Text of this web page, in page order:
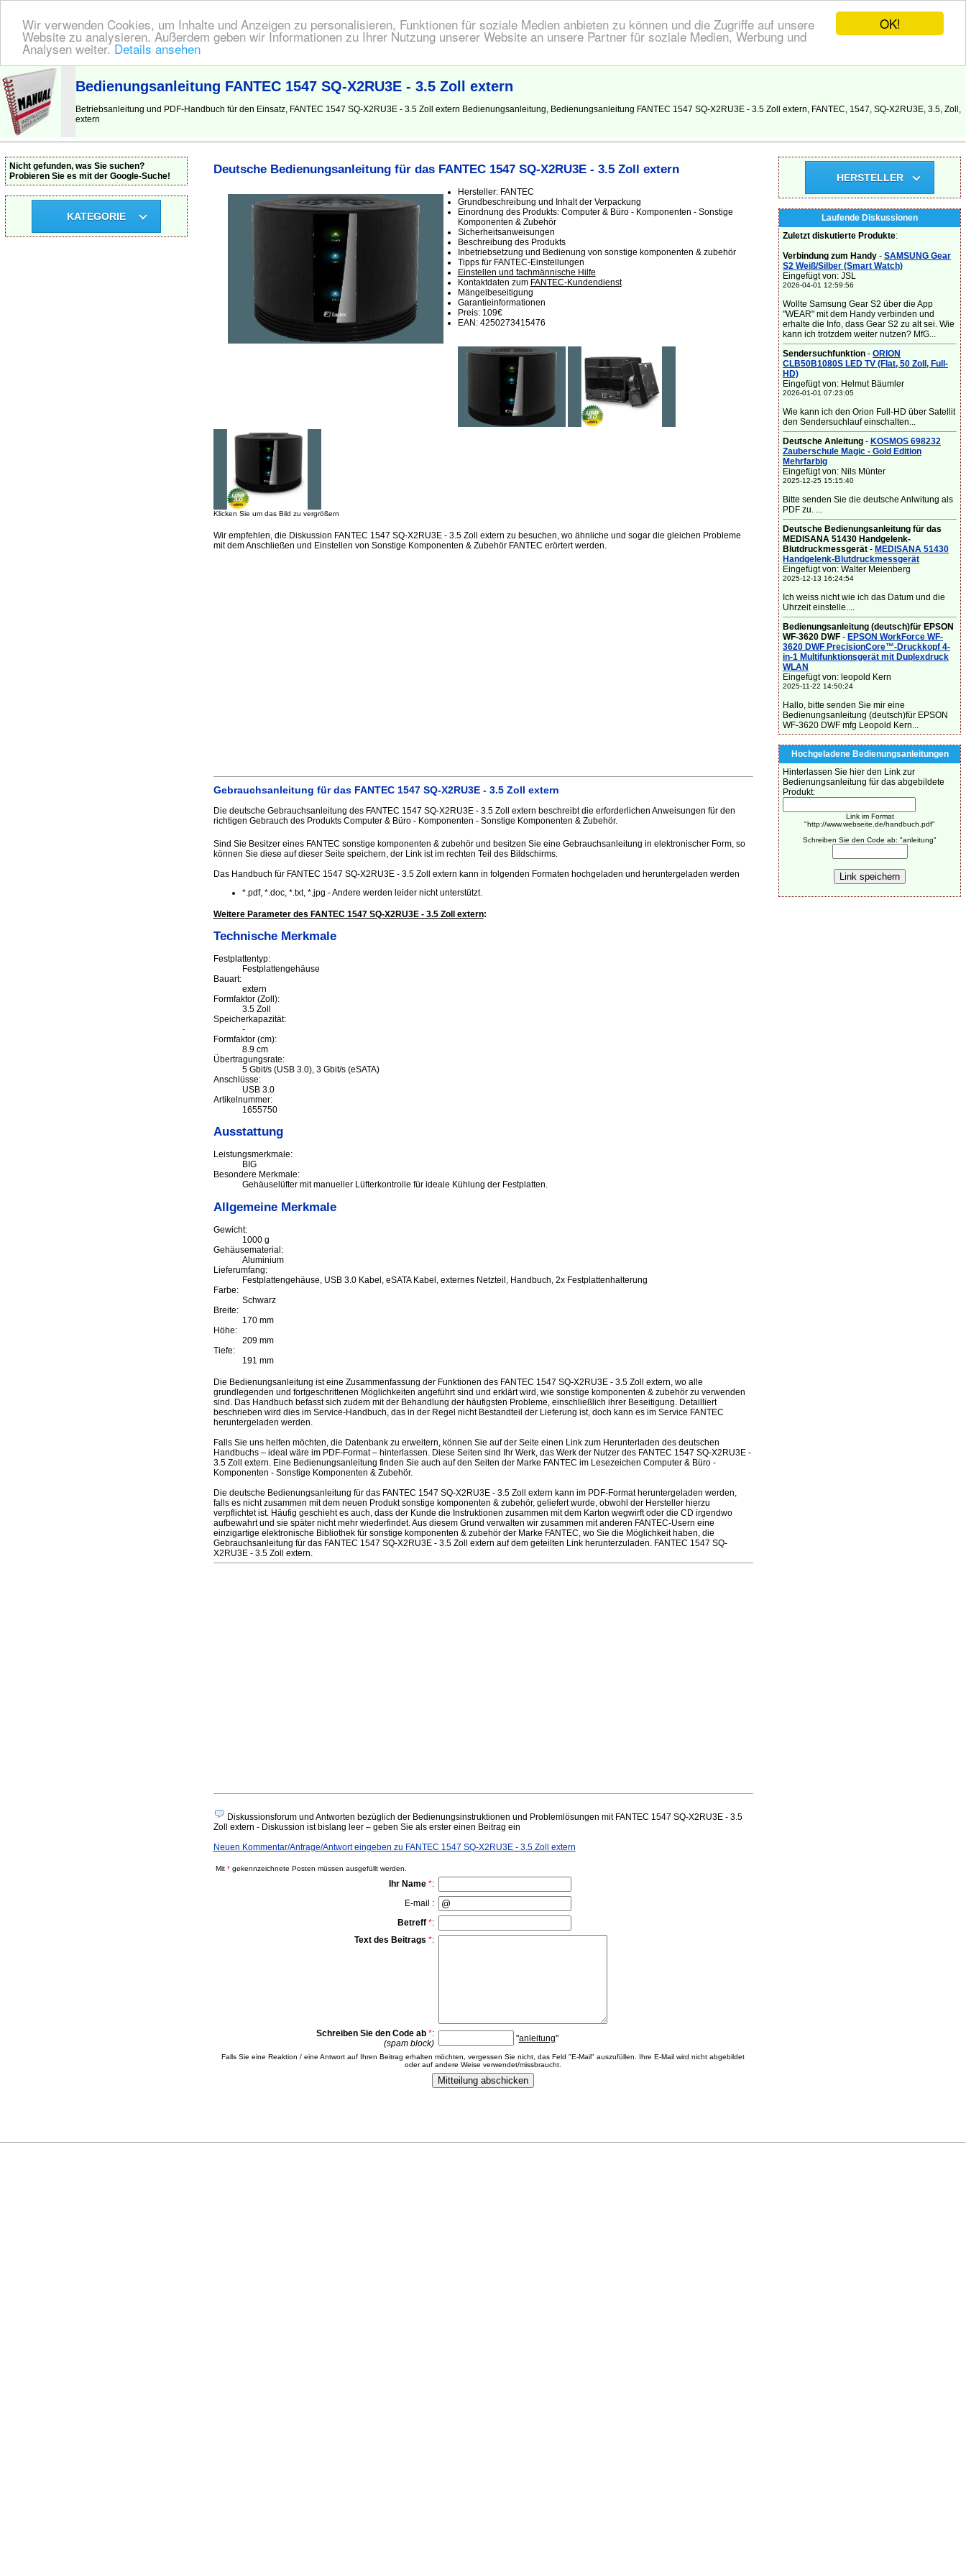
OK!
Wir verwenden Cookies, um Inhalte und Anzeigen zu personalisieren, Funktionen für soziale Medien anbieten zu können und die Zugriffe auf unsere
Website zu analysieren. Außerdem geben wir Informationen zu Ihrer Nutzung unserer Website an unsere Partner für soziale Medien, Werbung und
Analysen weiter. Details ansehen
BEDIENUNGSANLEITUNG | Hier finden Sie die deutsche Anleitung!
Bedienungsanleitung FANTEC 1547 SQ-X2RU3E - 3.5 Zoll extern
Betriebsanleitung und PDF-Handbuch für den Einsatz, FANTEC 1547 SQ-X2RU3E - 3.5 Zoll extern Bedienungsanleitung, Bedienungsanleitung FANTEC 1547 SQ-X2RU3E - 3.5 Zoll extern, FANTEC, 1547, SQ-X2RU3E, 3.5, Zoll,
extern
Deutsche Bedienungsanleitung für das FANTEC 1547 SQ-X2RU3E - 3.5 Zoll extern
Hersteller: FANTEC
Grundbeschreibung und Inhalt der Verpackung
Einordnung des Produkts: Computer & Büro - Komponenten - Sonstige
Komponenten & Zubehör
Sicherheitsanweisungen
Beschreibung des Produkts
Inbetriebsetzung und Bedienung von sonstige komponenten & zubehör
Tipps für FANTEC-Einstellungen
Einstellen und fachmännische Hilfe
Kontaktdaten zum FANTEC-Kundendienst
Mängelbeseitigung
Garantieinformationen
Preis: 109€
EAN: 4250273415476
Klicken Sie um das Bild zu vergrößern
Wir empfehlen, die Diskussion FANTEC 1547 SQ-X2RU3E - 3.5 Zoll extern zu besuchen, wo ähnliche und sogar die gleichen Probleme
mit dem Anschließen und Einstellen von Sonstige Komponenten & Zubehör FANTEC erörtert werden.
Gebrauchsanleitung für das FANTEC 1547 SQ-X2RU3E - 3.5 Zoll extern
Die deutsche Gebrauchsanleitung des FANTEC 1547 SQ-X2RU3E - 3.5 Zoll extern beschreibt die erforderlichen Anweisungen für den
richtigen Gebrauch des Produkts Computer & Büro - Komponenten - Sonstige Komponenten & Zubehör.
Sind Sie Besitzer eines FANTEC sonstige komponenten & zubehör und besitzen Sie eine Gebrauchsanleitung in elektronischer Form, so
können Sie diese auf dieser Seite speichern, der Link ist im rechten Teil des Bildschirms.
Das Handbuch für FANTEC 1547 SQ-X2RU3E - 3.5 Zoll extern kann in folgenden Formaten hochgeladen und heruntergeladen werden
*.pdf, *.doc, *.txt, *.jpg - Andere werden leider nicht unterstützt.
Weitere Parameter des FANTEC 1547 SQ-X2RU3E - 3.5 Zoll extern:
Technische Merkmale
Festplattentyp:
Festplattengehäuse
Bauart:
extern
Formfaktor (Zoll):
3.5 Zoll
Speicherkapazität:
-
Formfaktor (cm):
8.9 cm
Übertragungsrate:
5 Gbit/s (USB 3.0), 3 Gbit/s (eSATA)
Anschlüsse:
USB 3.0
Artikelnummer:
1655750
Ausstattung
Leistungsmerkmale:
BIG
Besondere Merkmale:
Gehäuselüfter mit manueller Lüfterkontrolle für ideale Kühlung der Festplatten.
Allgemeine Merkmale
Gewicht:
1000 g
Gehäusematerial:
Aluminium
Lieferumfang:
Festplattengehäuse, USB 3.0 Kabel, eSATA Kabel, externes Netzteil, Handbuch, 2x Festplattenhalterung
Farbe:
Schwarz
Breite:
170 mm
Höhe:
209 mm
Tiefe:
191 mm
Die Bedienungsanleitung ist eine Zusammenfassung der Funktionen des FANTEC 1547 SQ-X2RU3E - 3.5 Zoll extern, wo alle
grundlegenden und fortgeschrittenen Möglichkeiten angeführt sind und erklärt wird, wie sonstige komponenten & zubehör zu verwenden
sind. Das Handbuch befasst sich zudem mit der Behandlung der häufigsten Probleme, einschließlich ihrer Beseitigung. Detailliert
beschrieben wird dies im Service-Handbuch, das in der Regel nicht Bestandteil der Lieferung ist, doch kann es im Service FANTEC
heruntergeladen werden.
Falls Sie uns helfen möchten, die Datenbank zu erweitern, können Sie auf der Seite einen Link zum Herunterladen des deutschen
Handbuchs – ideal wäre im PDF-Format – hinterlassen. Diese Seiten sind Ihr Werk, das Werk der Nutzer des FANTEC 1547 SQ-X2RU3E -
3.5 Zoll extern. Eine Bedienungsanleitung finden Sie auch auf den Seiten der Marke FANTEC im Lesezeichen Computer & Büro -
Komponenten - Sonstige Komponenten & Zubehör.
Die deutsche Bedienungsanleitung für das FANTEC 1547 SQ-X2RU3E - 3.5 Zoll extern kann im PDF-Format heruntergeladen werden,
falls es nicht zusammen mit dem neuen Produkt sonstige komponenten & zubehör, geliefert wurde, obwohl der Hersteller hierzu
verpflichtet ist. Häufig geschieht es auch, dass der Kunde die Instruktionen zusammen mit dem Karton wegwirft oder die CD irgendwo
aufbewahrt und sie später nicht mehr wiederfindet. Aus diesem Grund verwalten wir zusammen mit anderen FANTEC-Usern eine
einzigartige elektronische Bibliothek für sonstige komponenten & zubehör der Marke FANTEC, wo Sie die Möglichkeit haben, die
Gebrauchsanleitung für das FANTEC 1547 SQ-X2RU3E - 3.5 Zoll extern auf dem geteilten Link herunterzuladen. FANTEC 1547 SQ-
X2RU3E - 3.5 Zoll extern.
Diskussionsforum und Antworten bezüglich der Bedienungsinstruktionen und Problemlösungen mit FANTEC 1547 SQ-X2RU3E - 3.5
Zoll extern - Diskussion ist bislang leer – geben Sie als erster einen Beitrag ein
Neuen Kommentar/Anfrage/Antwort eingeben zu FANTEC 1547 SQ-X2RU3E - 3.5 Zoll extern
Mit *gekennzeichnete Posten müssen ausgefüllt werden.
Ihr Name *:
E-mail :
Betreff *:
Text des Beitrags *:
Schreiben Sie den Code ab *:
(spam block)
"anleitung"
Falls Sie eine Reaktion / eine Antwort auf Ihren Beitrag erhalten möchten, vergessen Sie nicht, das Feld "E-Mail" auszufüllen. Ihre E-Mail wird nicht abgebildet
oder auf andere Weise verwendet/missbraucht.
Nicht gefunden, was Sie suchen?
Probieren Sie es mit der Google-Suche!
KATEGORIE
HERSTELLER
Laufende Diskussionen
Zuletzt diskutierte Produkte:
Verbindung zum Handy - SAMSUNG Gear
S2 Weiß/Silber (Smart Watch)
Eingefügt von: JSL
2026-04-01 12:59:56
Wollte Samsung Gear S2 über die App
"WEAR" mit dem Handy verbinden und
erhalte die Info, dass Gear S2 zu alt sei. Wie
kann ich trotzdem weiter nutzen? MfG...
Sendersuchfunktion - ORION
CLB50B1080S LED TV (Flat, 50 Zoll, Full-
HD)
Eingefügt von: Helmut Bäumler
2026-01-01 07:23:05
Wie kann ich den Orion Full-HD über Satellit
den Sendersuchlauf einschalten...
Deutsche Anleitung - KOSMOS 698232
Zauberschule Magic - Gold Edition
Mehrfarbig
Eingefügt von: Nils Münter
2025-12-25 15:15:40
Bitte senden Sie die deutsche Anlwitung als
PDF zu. ...
Deutsche Bedienungsanleitung für das
MEDISANA 51430 Handgelenk-
Blutdruckmessgerät - MEDISANA 51430
Handgelenk-Blutdruckmessgerät
Eingefügt von: Walter Meienberg
2025-12-13 16:24:54
Ich weiss nicht wie ich das Datum und die
Uhrzeit einstelle....
Bedienungsanleitung (deutsch)für EPSON
WF-3620 DWF - EPSON WorkForce WF-
3620 DWF PrecisionCore™-Druckkopf 4-
in-1 Multifunktionsgerät mit Duplexdruck
WLAN
Eingefügt von: leopold Kern
2025-11-22 14:50:24
Hallo, bitte senden Sie mir eine
Bedienungsanleitung (deutsch)für EPSON
WF-3620 DWF mfg Leopold Kern...
Hochgeladene Bedienungsanleitungen
Hinterlassen Sie hier den Link zur
Bedienungsanleitung für das abgebildete
Produkt:
Link im Format
"http://www.webseite.de/handbuch.pdf"
Schreiben Sie den Code ab: "anleitung"